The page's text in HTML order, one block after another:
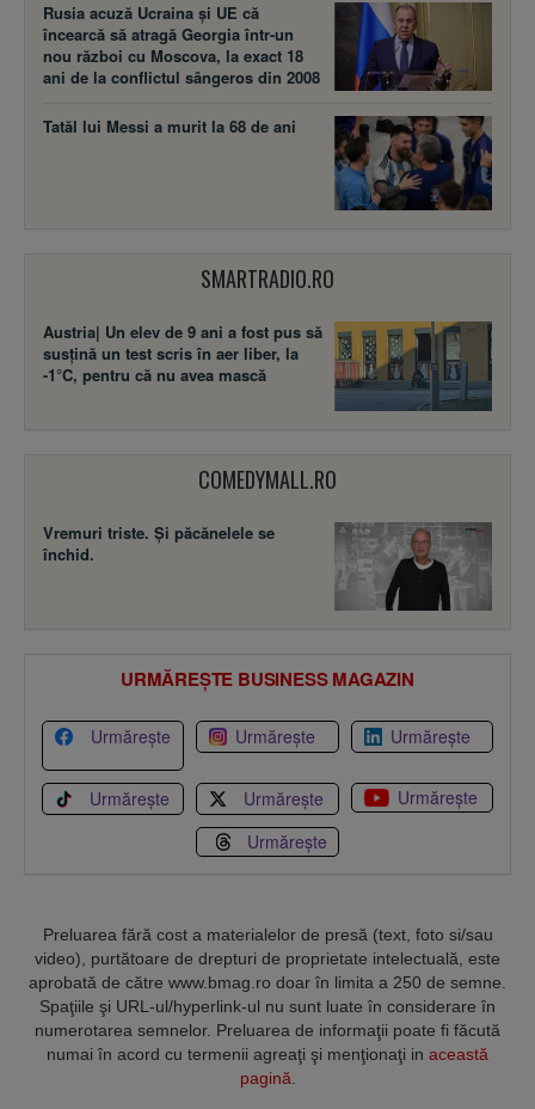
Rusia acuză Ucraina şi UE că
încearcă să atragă Georgia într-un
nou război cu Moscova, la exact 18
ani de la conflictul sângeros din 2008
Tatăl lui Messi a murit la 68 de ani
SMARTRADIO.RO
Austria| Un elev de 9 ani a fost pus să
susţină un test scris în aer liber, la
-1°C, pentru că nu avea mască
COMEDYMALL.RO
Vremuri triste. Şi păcănelele se
închid.
URMĂREȘTE BUSINESS MAGAZIN
Urmărește Urmărește Urmărește
Urmărește Urmărește
Urmărește
Urmărește
Preluarea fără cost a materialelor de presă (text, foto si/sau
video), purtătoare de drepturi de proprietate intelectuală, este
aprobată de către www.bmag.ro doar în limita a 250 de semne.
Spaţiile şi URL-ul/hyperlink-ul nu sunt luate în considerare în
numerotarea semnelor. Preluarea de informaţii poate fi făcută
numai în acord cu termenii agreaţi şi menţionaţi in această
pagină.